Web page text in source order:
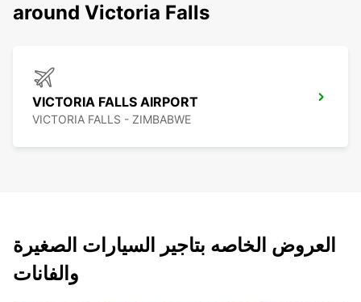
around Victoria Falls
VICTORIA FALLS AIRPORT
VICTORIA FALLS - ZIMBABWE
العروض الخاصه بتاجير السيارات الصغيرة
والفانات